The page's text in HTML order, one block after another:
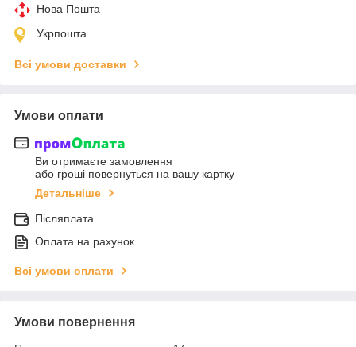
Нова Пошта
Укрпошта
Всі умови доставки
Умови оплати
Ви отримаєте замовлення
або гроші повернуться на вашу картку
Детальніше
Післяплата
Оплата на рахунок
Всі умови оплати
Умови повернення